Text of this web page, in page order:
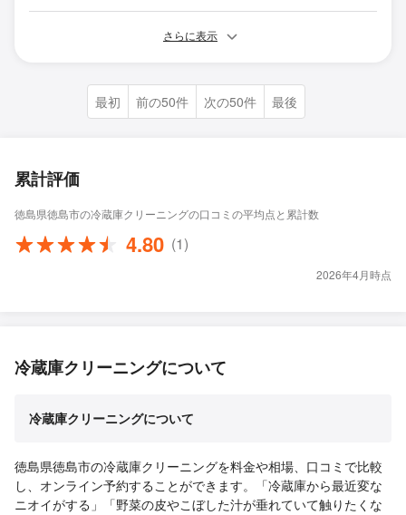
さらに表示
最初 前の50件 次の50件 最後
累計評価
徳島県徳島市の冷蔵庫クリーニングの口コミの平均点と累計数
4.80 (1)
2026年4月時点
冷蔵庫クリーニングについて
冷蔵庫クリーニングについて
徳島県徳島市の冷蔵庫クリーニングを料金や相場、口コミで比較
し、オンライン予約することができます。「冷蔵庫から最近変な
ニオイがする」「野菜の皮やこぼした汁が垂れていて触りたくな